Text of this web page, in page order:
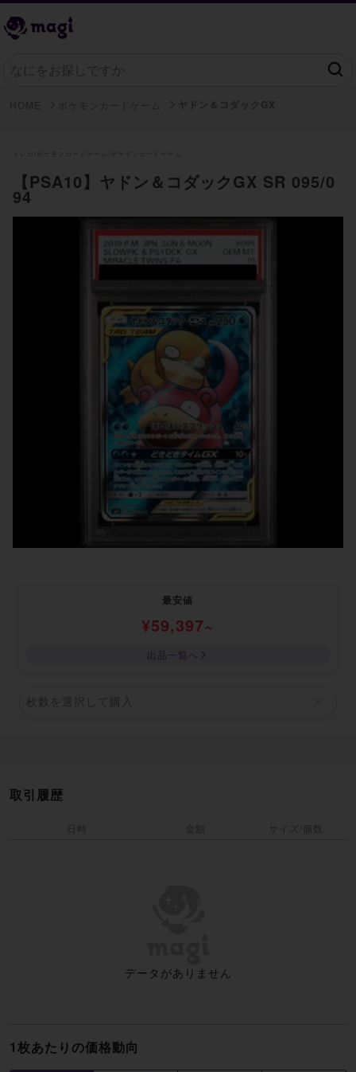
【PSA10】ヤドン＆コダックGX SR 095/0
94
最安値
¥59,397~
出品一覧へ
枚数を選択して購入
1枚あたりの価格動向
取引履歴
日時 金額 サイズ/個数
データがありません